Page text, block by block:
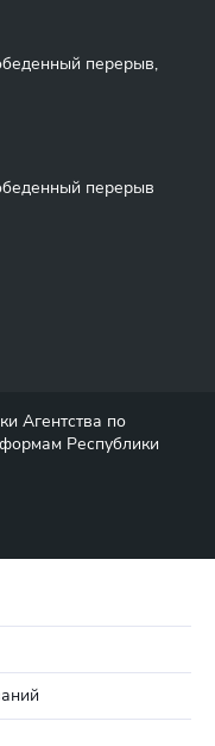
перерыв,
перерыв
Агентства по
Республики